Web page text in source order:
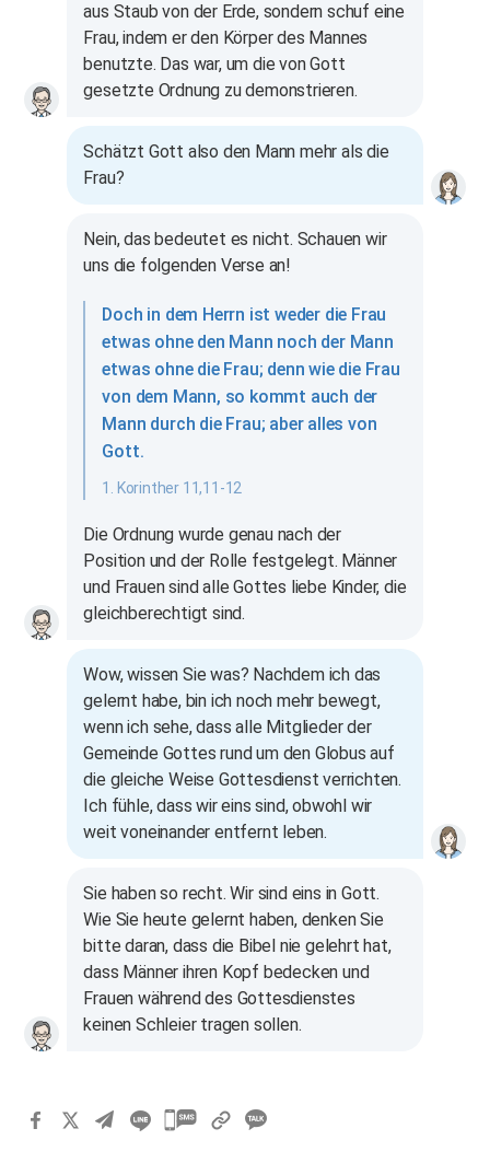
aus Staub von der Erde, sondern schuf eine
Frau, indem er den Körper des Mannes
benutzte. Das war, um die von Gott
gesetzte Ordnung zu demonstrieren.
Schätzt Gott also den Mann mehr als die
Frau?
Nein, das bedeutet es nicht. Schauen wir
uns die folgenden Verse an!
Doch in dem Herrn ist weder die Frau
etwas ohne den Mann noch der Mann
etwas ohne die Frau; denn wie die Frau
von dem Mann, so kommt auch der
Mann durch die Frau; aber alles von
Gott.
1. Korinther 11,11-12
Die Ordnung wurde genau nach der
Position und der Rolle festgelegt. Männer
und Frauen sind alle Gottes liebe Kinder, die
gleichberechtigt sind.
Wow, wissen Sie was? Nachdem ich das
gelernt habe, bin ich noch mehr bewegt,
wenn ich sehe, dass alle Mitglieder der
Gemeinde Gottes rund um den Globus auf
die gleiche Weise Gottesdienst verrichten.
Ich fühle, dass wir eins sind, obwohl wir
weit voneinander entfernt leben.
Sie haben so recht. Wir sind eins in Gott.
Wie Sie heute gelernt haben, denken Sie
bitte daran, dass die Bibel nie gelehrt hat,
dass Männer ihren Kopf bedecken und
Frauen während des Gottesdienstes
keinen Schleier tragen sollen.
카